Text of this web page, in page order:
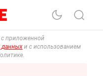
с приложенной
данных и с использованием